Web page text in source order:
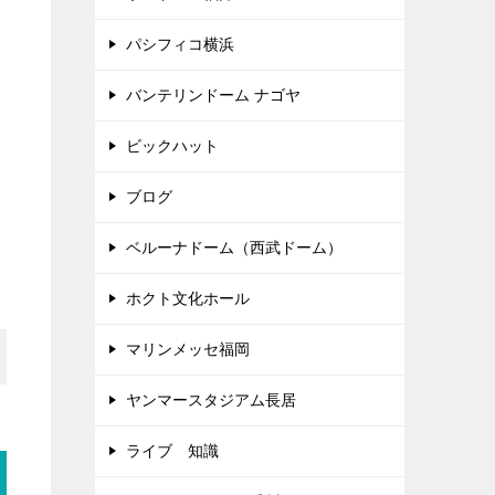
パシフィコ横浜
バンテリンドーム ナゴヤ
ビックハット
ブログ
ベルーナドーム（西武ドーム）
ホクト文化ホール
マリンメッセ福岡
ヤンマースタジアム長居
ライブ 知識